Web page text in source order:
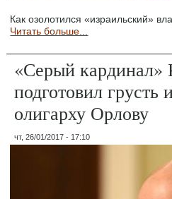
Как озолотился «израильский»
Читать больше...
«Серый кардинал»
подготовил грусть
олигарху Орлову
чт, 26/01/2017 - 17:10